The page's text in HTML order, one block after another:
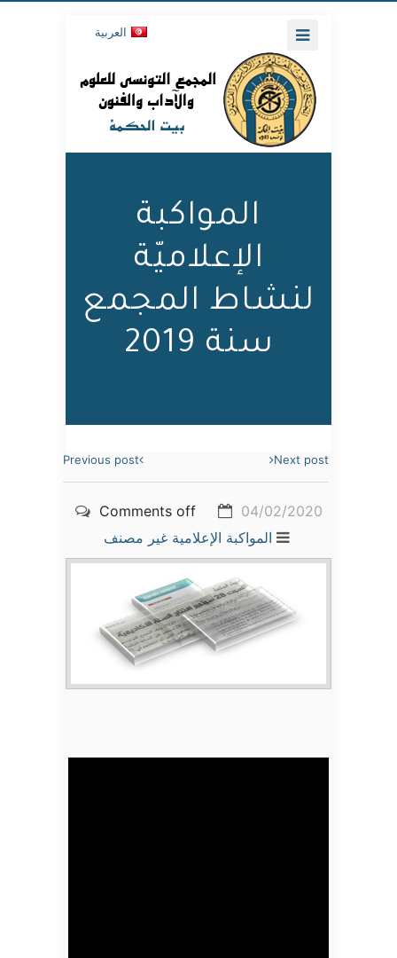
العربية
المواكبة
الإعلاميّة
لنشاط المجمع
سنة 2019
Previous post Next post
04/02/2020
Comments off
المواكبة الإعلامية غير مصنف